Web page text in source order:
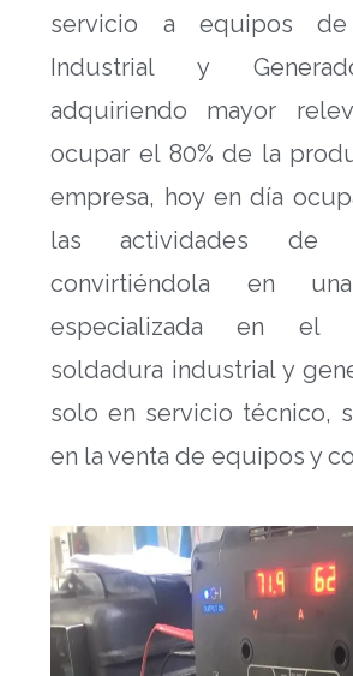
servicio a equipos de
Industrial y
adquiriendo mayor
ocupar el 80% de la
empresa, hoy en día
las actividades de
convirtiéndola en
especializada en el
soldadura industrial y
solo en servicio técnico,
en la venta de equipos y